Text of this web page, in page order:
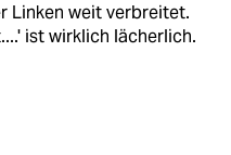
Linken weit verbreitet.
ist wirklich lächerlich.